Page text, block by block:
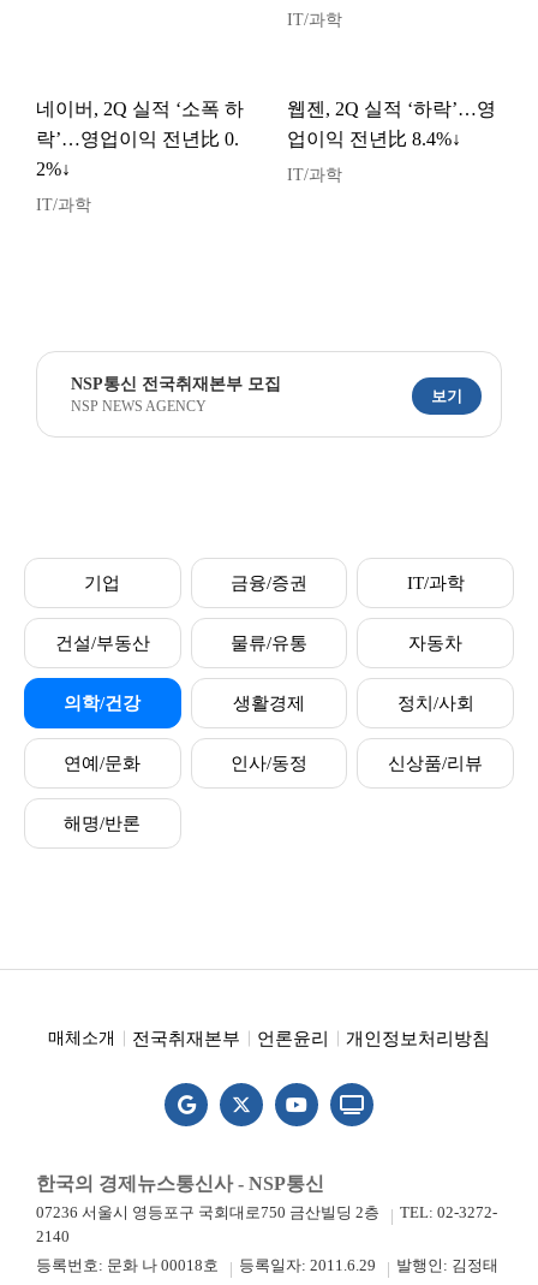
IT/과학
네이버, 2Q 실적 ‘소폭 하
락’…영업이익 전년比 0.
2%↓
IT/과학
웹젠, 2Q 실적 ‘하락’…영
업이익 전년比 8.4%↓
IT/과학
NSP통신 전국취재본부 모집
NSP NEWS AGENCY
보기
기업 금융/증권 IT/과학
건설/부동산 물류/유통 자동차
의학/건강 생활경제 정치/사회
연예/문화 인사/동정 신상품/리뷰
해명/반론
매체소개 전국취재본부 언론윤리 개인정보처리방침
한국의 경제뉴스통신사 - NSP통신
07236 서울시 영등포구 국회대로750 금산빌딩 2층
TEL: 02-3272-
2140
등록번호: 문화 나 00018호
등록일자: 2011.6.29 발행인: 김정태